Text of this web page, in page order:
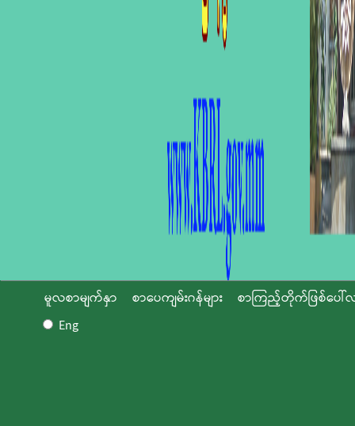
မူလစာမျက်နှာ စာပေကျမ်းဂန်များ
စာကြည့်တိုက်ဖြစ်ပေါ်
Eng